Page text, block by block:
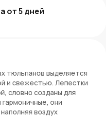
от5 дней
тюльпанов выделяется
и свежестью. Лепестки
словно созданы для
они
воздух